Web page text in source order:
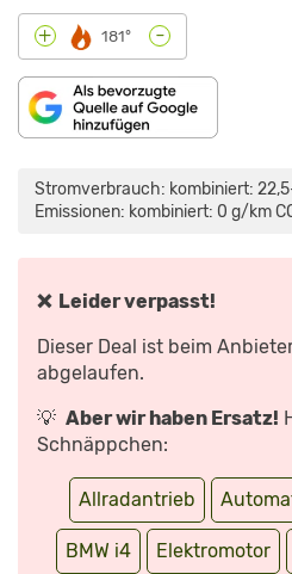
+ 181° -
Stromverbrauch: kombiniert:
Emissionen: kombiniert: 0 g/km
❌ Leider verpasst!
Dieser Deal ist beim
abgelaufen.
💡 Aber wir haben Ersatz!
Schnäppchen:
Allradantrieb
BMW i4 Elektromotor
(2021)
ERSTER
LIMOUSINE
MIT
PETER
FISCHER“
YOUTUBE
ANZEIGEN